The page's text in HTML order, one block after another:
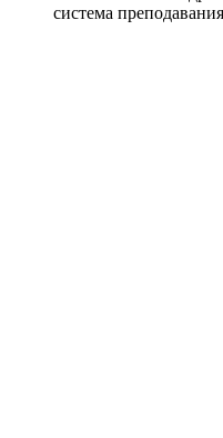
система